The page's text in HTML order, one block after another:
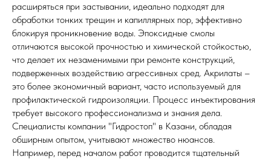
расширяться при застывании, идеально подходят для
обработки тонких трещин и капиллярных пор, эффективно
блокируя проникновение воды. Эпоксидные смолы
отличаются высокой прочностью и химической стойкостью,
что делает их незаменимыми при ремонте конструкций,
подверженных воздействию агрессивных сред. Акрилаты –
это более экономичный вариант, часто используемый для
профилактической гидроизоляции. Процесс инъектирования
требует высокого профессионализма и знания дела.
Специалисты компании "Гидростоп" в Казани, обладая
обширным опытом, учитывают множество нюансов.
Например, перед началом работ проводится тщательный